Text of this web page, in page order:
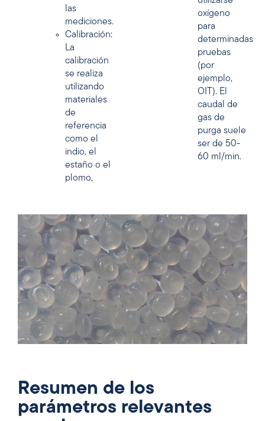
las
mediciones.
Calibración:
La
calibración
se realiza
utilizando
materiales
de
referencia
como el
indio, el
estaño o el
plomo,
oxígeno
para
determinadas
pruebas
(por
ejemplo,
OIT). El
caudal de
gas de
purga suele
ser de 50-
60 ml/min.
Resumen de los
parámetros relevantes